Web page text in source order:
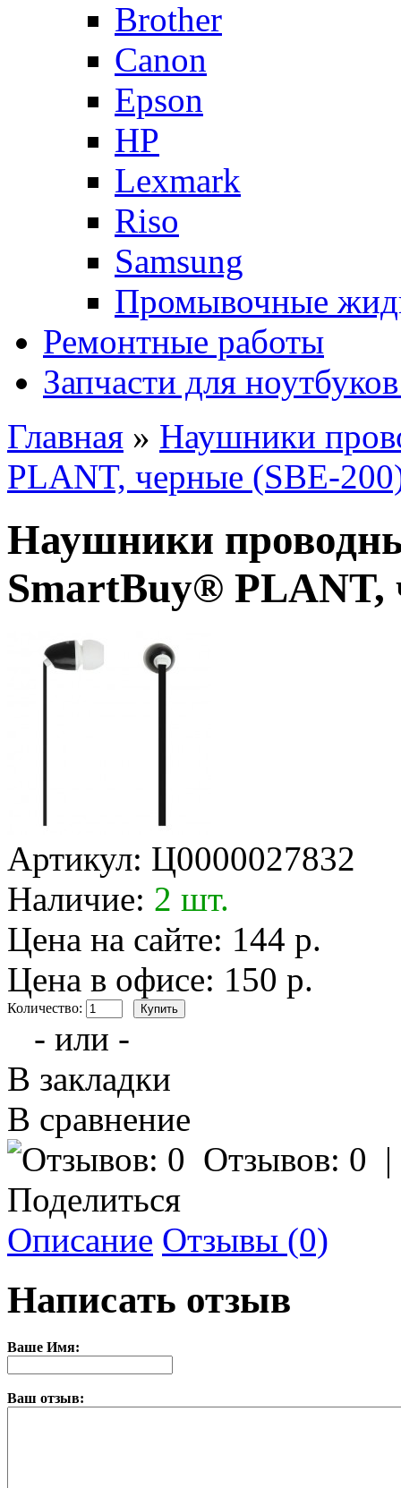
Brother
Canon
Epson
HP
Lexmark
Riso
Samsung
Промывочные
Ремонтные работы
Запчасти для
Главная » Наушники
PLANT, черные (SBE-
Наушники
SmartBuy® PLANT,
Артикул: Ц0000027832
Наличие: 2 шт.
Цена на сайте: 144 р.
Цена в офисе: 150 р.
Количество:
- или -
В закладки
В сравнение
Отзывов: 0
Поделиться
Описание Отзывы (0)
Написать отзыв
Ваше Имя:
Ваш отзыв: